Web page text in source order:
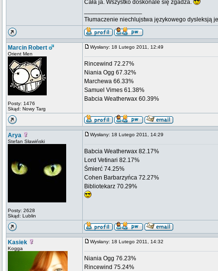
Cała ja. Wszystko doskonale się zgadza.
Tłumaczenie niechlujstwa językowego dysleksją
Marcin Robert
Orient Men
Posty: 1476
Skąd: Nowy Targ
Wysłany: 18 Lutego 2011, 12:49
Rincewind 72.27%
Niania Ogg 67.32%
Marchewa 66.33%
Samuel Vimes 61.38%
Babcia Weatherwax 60.39%
Arya
Stefan Sławiński
Posty: 2628
Skąd: Lublin
Wysłany: 18 Lutego 2011, 14:29
Babcia Weatherwax 82.17%
Lord Vetinari 82.17%
Śmierć 74.25%
Cohen Barbarzyńca 72.27%
Bibliotekarz 70.29%
Kasiek
Kogga
Wysłany: 18 Lutego 2011, 14:32
Niania Ogg 76.23%
Rincewind 75.24%